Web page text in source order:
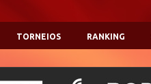
TORNEIOS RANKING